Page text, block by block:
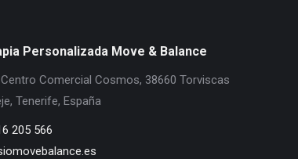
Personalizada Move & Balance
Comercial Cosmos, 38660 Torviscas
Tenerife, España
205 566